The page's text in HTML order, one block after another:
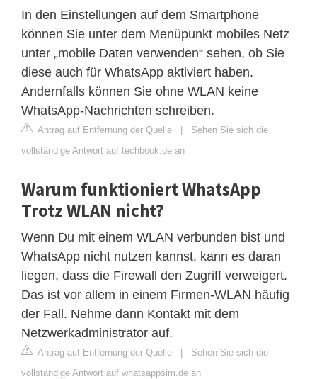
In den Einstellungen auf dem Smartphone
können Sie unter dem Menüpunkt mobiles Netz
unter „mobile Daten verwenden“ sehen, ob Sie
diese auch für WhatsApp aktiviert haben.
Andernfalls können Sie ohne WLAN keine
WhatsApp-Nachrichten schreiben.
Antrag auf Entfernung der Quelle | Sehen Sie sich die
vollständige Antwort auf techbook.de an
Warum funktioniert WhatsApp
Trotz WLAN nicht?
Wenn Du mit einem WLAN verbunden bist und
WhatsApp nicht nutzen kannst, kann es daran
liegen, dass die Firewall den Zugriff verweigert.
Das ist vor allem in einem Firmen-WLAN häufig
der Fall. Nehme dann Kontakt mit dem
Netzwerkadministrator auf.
Antrag auf Entfernung der Quelle | Sehen Sie sich die
vollständige Antwort auf whatsappsim.de an